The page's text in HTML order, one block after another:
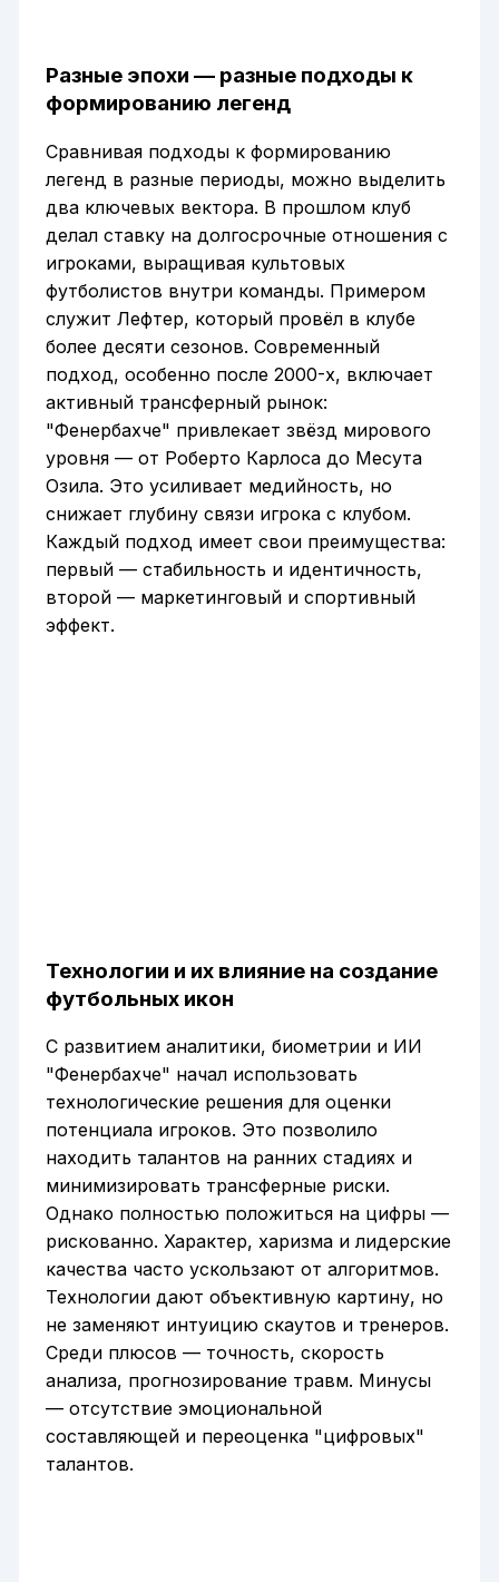
Разные эпохи — разные подходы к
формированию легенд
Сравнивая подходы к формированию
легенд в разные периоды, можно выделить
два ключевых вектора. В прошлом клуб
делал ставку на долгосрочные отношения с
игроками, выращивая культовых
футболистов внутри команды. Примером
служит Лефтер, который провёл в клубе
более десяти сезонов. Современный
подход, особенно после 2000-х, включает
активный трансферный рынок:
"Фенербахче" привлекает звёзд мирового
уровня — от Роберто Карлоса до Месута
Озила. Это усиливает медийность, но
снижает глубину связи игрока с клубом.
Каждый подход имеет свои преимущества:
первый — стабильность и идентичность,
второй — маркетинговый и спортивный
эффект.
Технологии и их влияние на создание
футбольных икон
С развитием аналитики, биометрии и ИИ
"Фенербахче" начал использовать
технологические решения для оценки
потенциала игроков. Это позволило
находить талантов на ранних стадиях и
минимизировать трансферные риски.
Однако полностью положиться на цифры —
рискованно. Характер, харизма и лидерские
качества часто ускользают от алгоритмов.
Технологии дают объективную картину, но
не заменяют интуицию скаутов и тренеров.
Среди плюсов — точность, скорость
анализа, прогнозирование травм. Минусы
— отсутствие эмоциональной
составляющей и переоценка "цифровых"
талантов.